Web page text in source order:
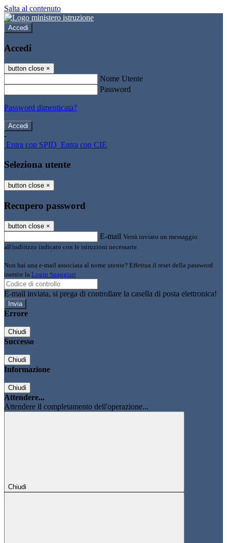
Salta al contenuto
Accedi
Accedi
button close ×
Nome Utente
Password
Password dimenticata?
-
Entra con SPID Entra con CIE
Seleziona utente
button close ×
Recupero password
button close ×
E-mail Verrà inviato un messaggio
all'indirizzo indicato con le istruzioni necessarie.
Non hai una e-mail associata al nome utente? Effettua il reset della password
tramite la Login Spaggiari
E-mail inviata, si prega di controllare la casella di posta elettronica!
Errore
Chiudi
Successo
Chiudi
Informazione
Chiudi
Attendere...
Attendere il completamento dell'operazione...
Chiudi